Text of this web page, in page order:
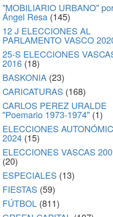
"MOBILIARIO URBANO"
Ángel Resa (145)
12 J ELECCIONES AL
PARLAMENTO VASCO
25-S ELECCIONES
2016 (18)
BASKONIA (23)
CARICATURAS (168)
CARLOS PEREZ URALDE
"Poemario 1973-1974" (1)
ELECCIONES
2024 (15)
ELECCIONES VASCAS
(20)
ESPECIALES (13)
FIESTAS (59)
FÚTBOL (811)